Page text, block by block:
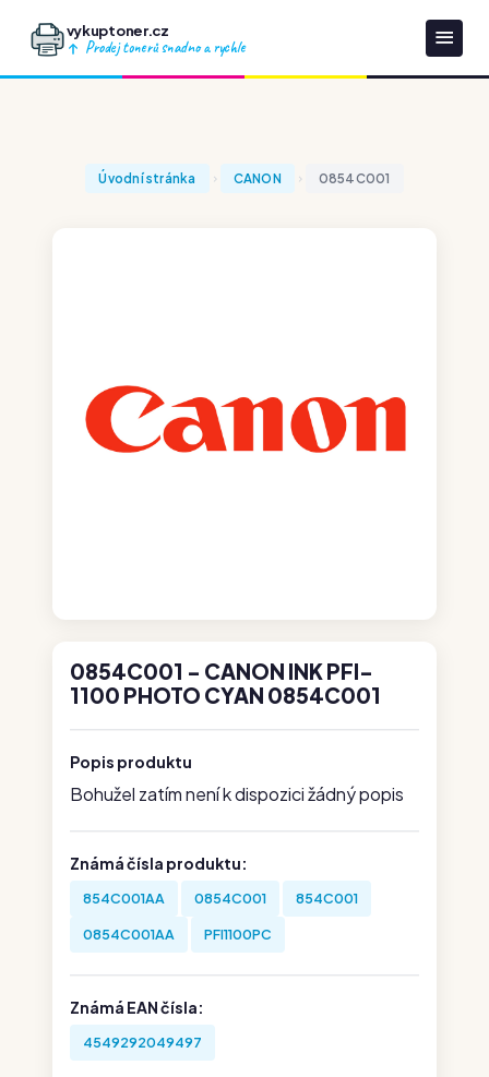
vykuptoner.cz
Prodej tonerů snadno a rychle
Úvodní stránka CANON 0854C001
0854C001 - CANON INK PFI-
1100 PHOTO CYAN 0854C001
Popis produktu
Bohužel zatím není k dispozici žádný popis
Známá čísla produktu:
854C001AA 0854C001 854C001
0854C001AA PFI1100PC
Známá EAN čísla:
4549292049497